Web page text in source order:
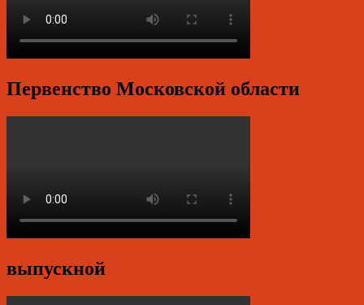
Первенство Московской области
выпускной